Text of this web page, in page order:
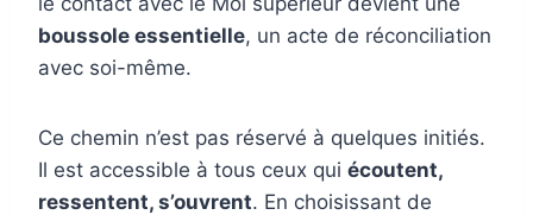
boussole essentielle, un acte de réconciliation
avec soi-même.
Ce chemin n’est pas réservé à quelques initiés.
Il est accessible à tous ceux qui écoutent,
ressentent, s’ouvrent. En choisissant de